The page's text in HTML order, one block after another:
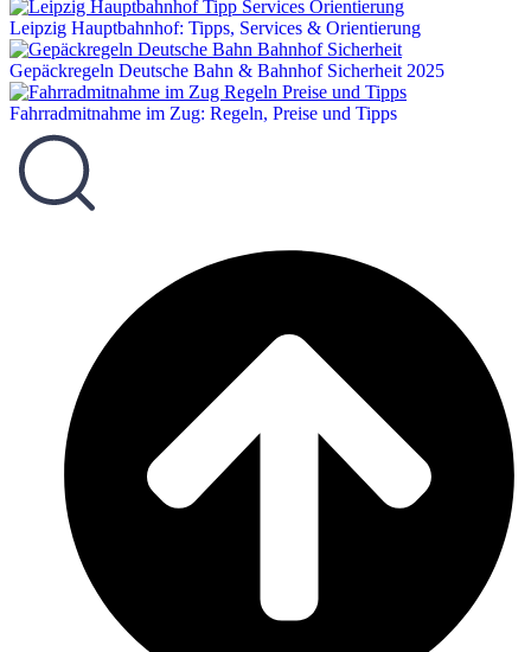
Leipzig Hauptbahnhof: Tipps, Services & Orientierung
Gepäckregeln Deutsche Bahn & Bahnhof Sicherheit 2025
Fahrradmitnahme im Zug: Regeln, Preise und Tipps